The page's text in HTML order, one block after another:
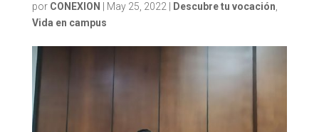
por CONEXION May 25, 2022| Descubre tu vocación,
Vida en campus